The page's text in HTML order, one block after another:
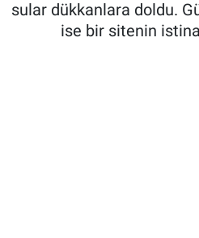
sular dükkanlara doldu.
ise bir sitenin
ASTROLOJİ
Haber Arşivi